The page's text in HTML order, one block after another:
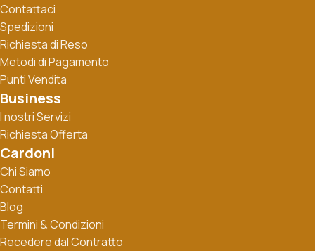
Contattaci
Spedizioni
Richiesta di Reso
Metodi di Pagamento
Punti Vendita
Business
I nostri Servizi
Richiesta Offerta
Cardoni
Chi Siamo
Contatti
Blog
Termini & Condizioni
Recedere dal Contratto